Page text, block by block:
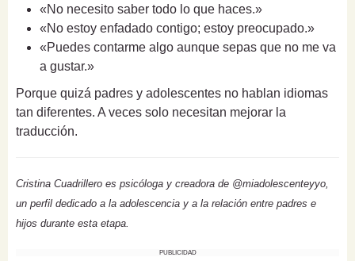
«No necesito saber todo lo que haces.»
«No estoy enfadado contigo; estoy preocupado.»
«Puedes contarme algo aunque sepas que no me va
a gustar.»
Porque quizá padres y adolescentes no hablan idiomas
tan diferentes. A veces solo necesitan mejorar la
traducción.
Cristina Cuadrillero es psicóloga y creadora de @miadolescenteyyo,
un perfil dedicado a la adolescencia y a la relación entre padres e
hijos durante esta etapa.
PUBLICIDAD